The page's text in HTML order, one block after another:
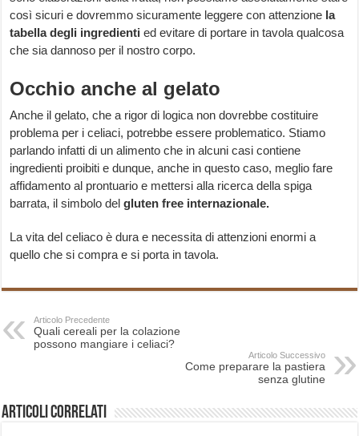
così sicuri e dovremmo sicuramente leggere con attenzione la
tabella degli ingredienti ed evitare di portare in tavola qualcosa
che sia dannoso per il nostro corpo.
Occhio anche al gelato
Anche il gelato, che a rigor di logica non dovrebbe costituire
problema per i celiaci, potrebbe essere problematico. Stiamo
parlando infatti di un alimento che in alcuni casi contiene
ingredienti proibiti e dunque, anche in questo caso, meglio fare
affidamento al prontuario e mettersi alla ricerca della spiga
barrata, il simbolo delgluten free internazionale.
La vita del celiaco è dura e necessita di attenzioni enormi a
quello che si compra e si porta in tavola.
Articolo Precedente
Quali cereali per la colazione
possono mangiare i celiaci?
Articolo Successivo
Come preparare la pastiera
senza glutine
Articoli correlati